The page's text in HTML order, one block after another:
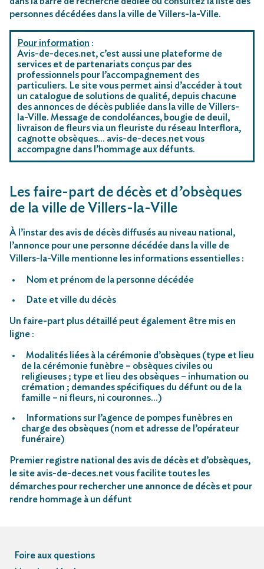
personnes décédées dans la ville de Villers-la-Ville.
Pour information :
Avis-de-deces.net, c’est aussi une plateforme de
services et de partenariats conçus par des
professionnels pour l’accompagnement des
particuliers. Le site vous permet ainsi d’accéder à tout
un catalogue de solutions de qualité, depuis chacune
des annonces de décès publiée dans la ville de Villers-
la-Ville. Message de condoléances, bougie de deuil,
livraison de fleurs via un fleuriste du réseau Interflora,
cagnotte obsèques… avis-de-deces.net vous
accompagne dans l’hommage aux défunts.
Les faire-part de décès et d’obsèques
de la ville de Villers-la-Ville
À l’instar des avis de décès diffusés au niveau national,
l’annonce pour une personne décédée dans la ville de
Villers-la-Ville mentionne les informations essentielles :
Nom et prénom de la personne décédée
Date et ville du décès
Un faire-part plus détaillé peut également être mis en
ligne :
Modalités liées à la cérémonie d’obsèques (type et lieu
de la cérémonie funèbre – obsèques civiles ou
religieuses ; type et lieu des obsèques – inhumation ou
crémation ; demandes spécifiques du défunt ou de la
famille – ni fleurs, ni couronnes…)
Informations sur l’agence de pompes funèbres en
charge des obsèques (nom et adresse de l’opérateur
funéraire)
Premier registre national des avis de décès et d’obsèques,
le site avis-de-deces.net vous facilite toutes les
démarches pour rechercher une annonce de décès et pour
rendre hommage à un défunt
Foire aux questions